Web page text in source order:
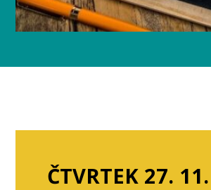
ČTVRTEK 27.